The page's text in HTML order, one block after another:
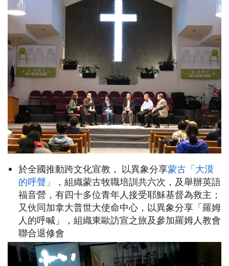
於全國推動跨文化宣教， 以異象分享蒙古「大漠
的呼聲」
，組織蒙古牧職培訓共六次，及舉辦英語
福音營，有四十多位青年人接受耶穌基督為救主；
又伙同加拿大普世大使命中心，以異象分享「羅姆
人的呼喊」，組織東歐訪宣之旅及參加羅姆人教會
聯合退修會